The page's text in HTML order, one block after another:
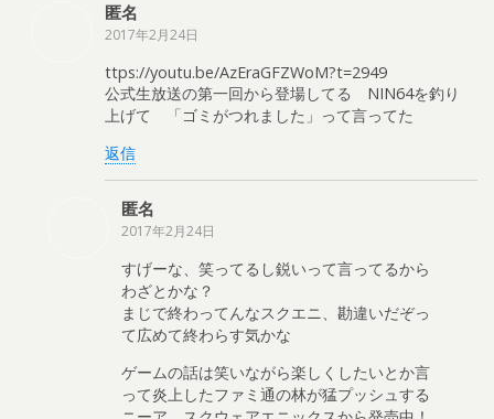
匿名
2017年2月24日
ttps://youtu.be/AzEraGFZWoM?t=2949
公式生放送の第一回から登場してる NIN64を釣り
上げて 「ゴミがつれました」って言ってた
返信
匿名
2017年2月24日
すげーな、笑ってるし鋭いって言ってるから
わざとかな？
まじで終わってんなスクエニ、勘違いだぞっ
て広めて終わらす気かな
ゲームの話は笑いながら楽しくしたいとか言
って炎上したファミ通の林が猛プッシュする